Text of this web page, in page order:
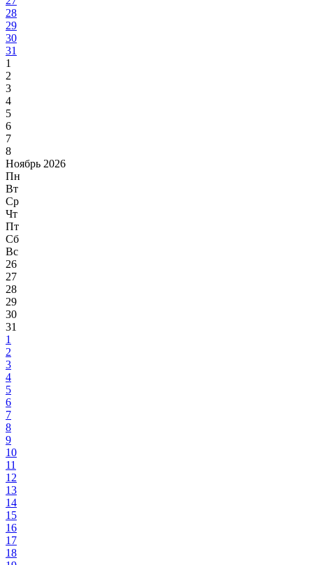
28
29
30
31
1
2
3
4
5
6
7
8
Ноябрь 2026
Пн
Вт
Ср
Чт
Пт
Сб
Вс
26
27
28
29
30
31
1
2
3
4
5
6
7
8
9
10
11
12
13
14
15
16
17
18